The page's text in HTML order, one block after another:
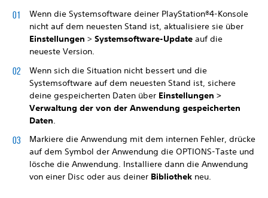
Wenn die Systemsoftware deiner PlayStation®4-Konsole
nicht auf dem neuesten Stand ist, aktualisiere sie über
Einstellungen > Systemsoftware-Update auf die
neueste Version.
Wenn sich die Situation nicht bessert und die
Systemsoftware auf dem neuesten Stand ist, sichere
deine gespeicherten Daten über Einstellungen >
Verwaltung der von der Anwendung gespeicherten
Daten
Markiere die Anwendung mit dem internen Fehler, drücke
auf dem Symbol der Anwendung die OPTIONS-Taste und
lösche die Anwendung. Installiere dann die Anwendung
von einer Disc oder aus deiner Bibliothek neu.